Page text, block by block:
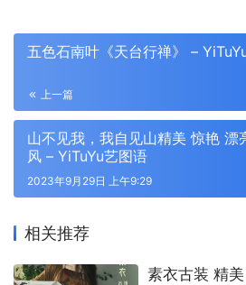
五色石南叶《天台行禅》 –
上一篇
山不见我，我自见山精美 惊艳 漂
风 – YiTuYu艺图语
2023年9月29日 上午9:29
相关推荐
素衣古装 精